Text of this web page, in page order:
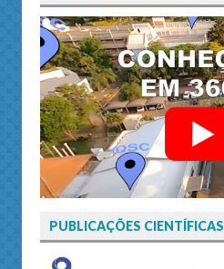
PUBLICAÇÕES CIENTÍFICAS